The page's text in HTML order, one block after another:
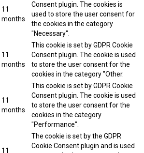
11
months
Consent plugin. The cookies is
used to store the user consent for
the cookies in the category
"Necessary".
11
months
This cookie is set by GDPR Cookie
Consent plugin. The cookie is used
to store the user consent for the
cookies in the category "Other.
11
months
This cookie is set by GDPR Cookie
Consent plugin. The cookie is used
to store the user consent for the
cookies in the category
"Performance".
11
The cookie is set by the GDPR
Cookie Consent plugin and is used